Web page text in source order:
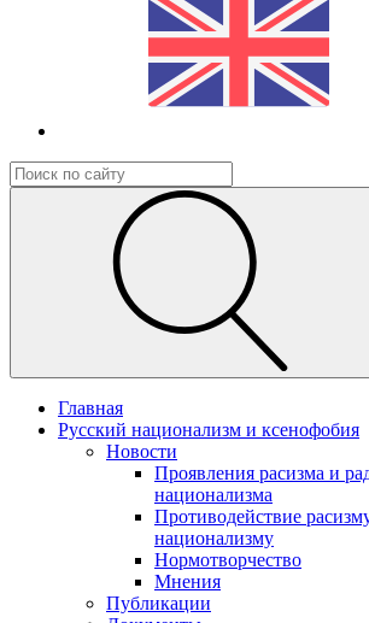
Главная
Русский национализм и ксенофобия
Новости
Проявления расизма и
национализма
Противодействие
национализму
Нормотворчество
Мнения
Публикации